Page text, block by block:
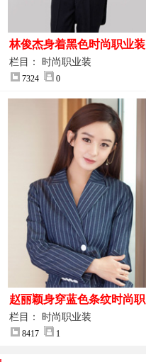
林俊杰身着黑色时尚职业装
制服图片
栏目： 时尚职业装
7324 0
赵丽颖身穿蓝色条纹时尚职
业装图片
栏目： 时尚职业装
8417 1